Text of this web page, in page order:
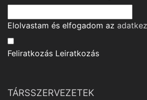
Elolvastam és elfogadom az
Feliratkozás Leiratkozás
TÁRSSZERVEZETEK